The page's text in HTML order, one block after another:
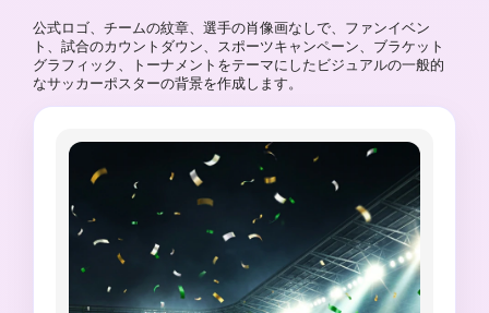
公式ロゴ、チームの紋章、選手の肖像画なしで、ファンイベン
ト、試合のカウントダウン、スポーツキャンペーン、ブラケット
グラフィック、トーナメントをテーマにしたビジュアルの一般的
なサッカーポスターの背景を作成します。